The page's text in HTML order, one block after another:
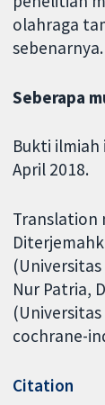
olahraga
sebenarnya.
Seberapa
Bukti ilmiah
April 2018.
Translation
Nur Patria,
cochrane-
Citation